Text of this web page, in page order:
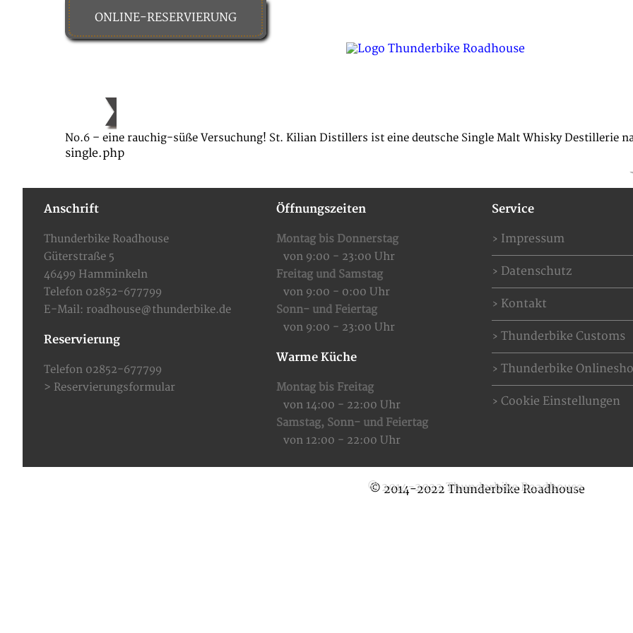
ONLINE-RESERVIERUNG
No.6 – eine rauchig-süße Versuchung! St. Kilian Distillers ist eine deutsche Single Malt Whisky Destillerie
single.php
Anschrift
Thunderbike Roadhouse
Güterstraße 5
46499 Hamminkeln
Telefon 02852-677799
E-Mail: roadhouse@thunderbike.de
Reservierung
Telefon 02852-677799
> Reservierungsformular
Öffnungszeiten
Montag bis Donnerstag
von 9:00 - 23:00 Uhr
Freitag und Samstag
von 9:00 - 0:00 Uhr
Sonn- und Feiertag
von 9:00 - 23:00 Uhr
Warme Küche
Montag bis Freitag
von 14:00 - 22:00 Uhr
Samstag, Sonn- und Feiertag
von 12:00 - 22:00 Uhr
Service
Impressum
Datenschutz
Kontakt
Thunderbike Customs
Thunderbike
Cookie Einstellungen
© 2014-2022 Thunderbike Roadhouse